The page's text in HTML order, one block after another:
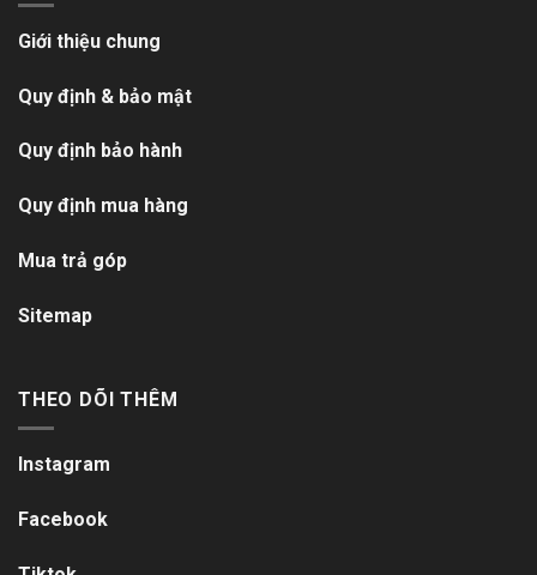
Giới thiệu chung
Quy định & bảo mật
Quy định bảo hành
Quy định mua hàng
Mua trả góp
Sitemap
THEO DÕI THÊM
Instagram
Facebook